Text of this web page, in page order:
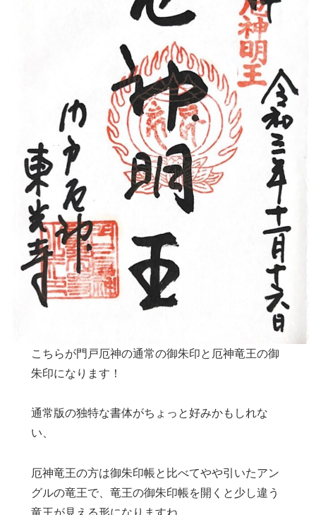
こちらが門戸厄神の通常の御朱印と厄神竜王の御
朱印になります！
通常版の独特な書体がちょっと好みかもしれな
い、
厄神竜王の方は御朱印帳と比べてやや引いたアン
グルの竜王で、竜王の御朱印帳を開くと少し違う